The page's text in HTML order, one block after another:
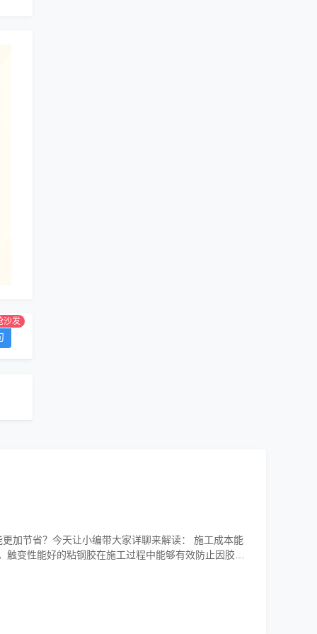
沙发
加节省？今天让小编带大家详聊来解读： 施工成本能
变性能好的粘钢胶在施工过程中能够有效防止因胶流